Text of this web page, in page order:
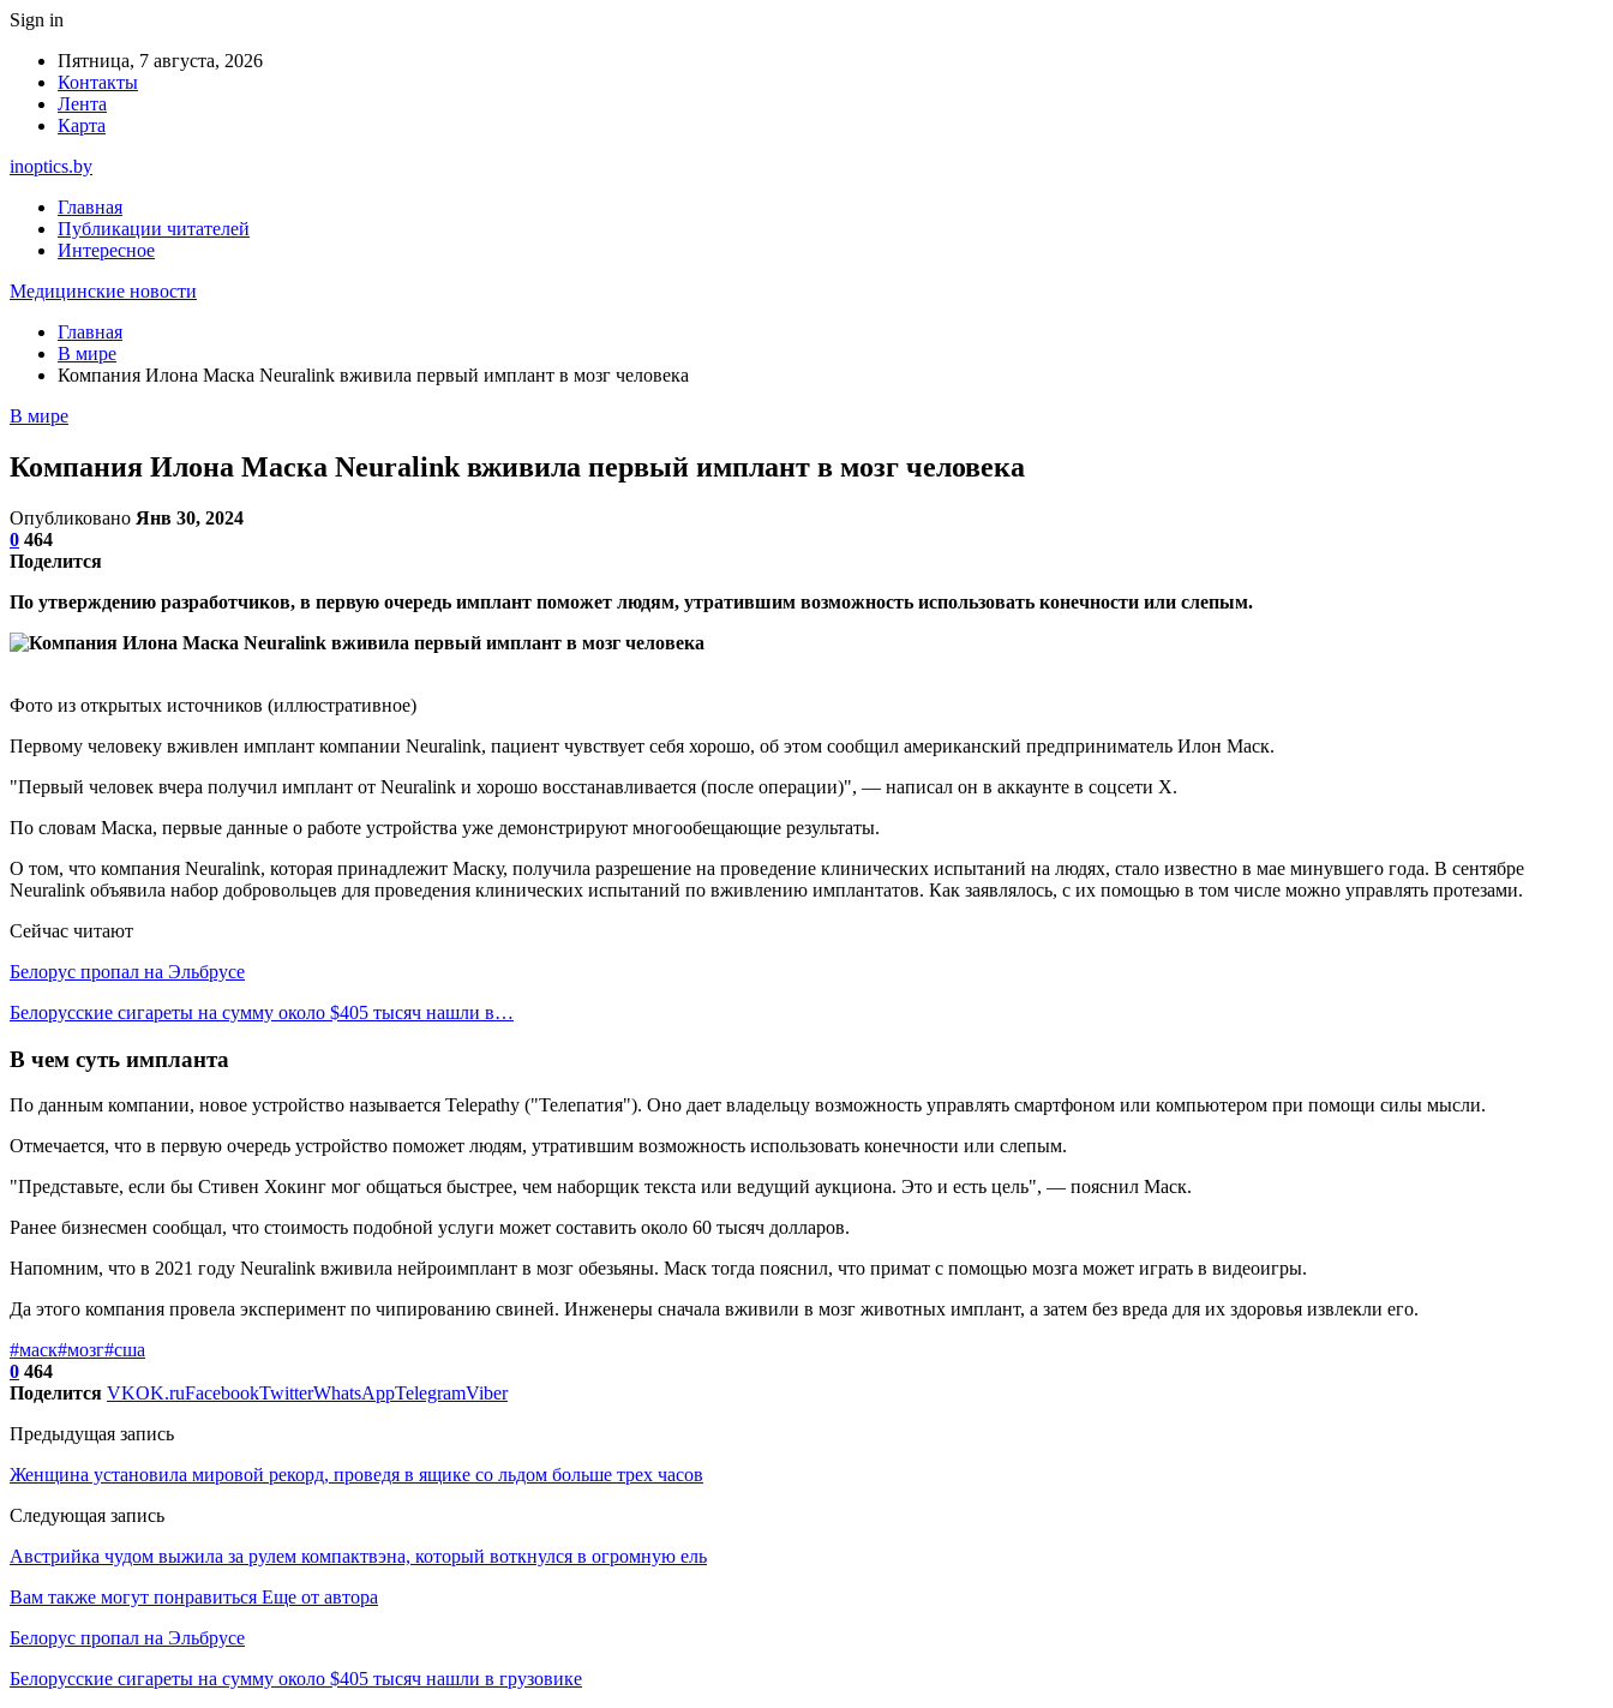
Sign in
Пятница, 7 августа, 2026
Контакты
Лента
Карта
inoptics.by
Главная
Публикации читателей
Интересное
Медицинские новости
Главная
В мире
Компания Илона Маска Neuralink вживила первый имплант в мозг человека
В мире
Компания Илона Маска Neuralink вживила первый имплант в мозг человека
Опубликовано Янв 30, 2024
0 464
Поделится
По утверждению разработчиков, в первую очередь имплант поможет людям, утратившим возможность использовать конечности или слепым.
Фото из открытых источников (иллюстративное)
Первому человеку вживлен имплант компании Neuralink, пациент чувствует себя хорошо, об этом сообщил американский предприниматель Илон Маск.
"Первый человек вчера получил имплант от Neuralink и хорошо восстанавливается (после операции)", — написал он в аккаунте в соцсети Х.
По словам Маска, первые данные о работе устройства уже демонстрируют многообещающие результаты.
О том, что компания Neuralink, которая принадлежит Маску, получила разрешение на проведение клинических испытаний на людях, стало известно в мае минувшего года. В сентябре
Neuralink объявила набор добровольцев для проведения клинических испытаний по вживлению имплантатов. Как заявлялось, с их помощью в том числе можно управлять протезами.
Сейчас читают
Белорус пропал на Эльбрусе
Белорусские сигареты на сумму около $405 тысяч нашли в…
В чем суть импланта
По данным компании, новое устройство называется Telepathy ("Телепатия"). Оно дает владельцу возможность управлять смартфоном или компьютером при помощи силы мысли.
Отмечается, что в первую очередь устройство поможет людям, утратившим возможность использовать конечности или слепым.
"Представьте, если бы Стивен Хокинг мог общаться быстрее, чем наборщик текста или ведущий аукциона. Это и есть цель", — пояснил Маск.
Ранее бизнесмен сообщал, что стоимость подобной услуги может составить около 60 тысяч долларов.
Напомним, что в 2021 году Neuralink вживила нейроимплант в мозг обезьяны. Маск тогда пояснил, что примат с помощью мозга может играть в видеоигры.
Да этого компания провела эксперимент по чипированию свиней. Инженеры сначала вживили в мозг животных имплант, а затем без вреда для их здоровья извлекли его.
#маск#мозг#сша
0 464
Поделится VKOK.ruFacebookTwitterWhatsAppTelegramViber
Предыдущая запись
Женщина установила мировой рекорд, проведя в ящике со льдом больше трех часов
Следующая запись
Австрийка чудом выжила за рулем компактвэна, который воткнулся в огромную ель
Вам также могут понравиться Еще от автора
Белорус пропал на Эльбрусе
Белорусские сигареты на сумму около $405 тысяч нашли в грузовике